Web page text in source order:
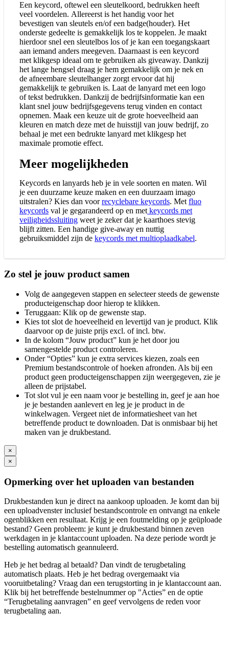
Een keycord, oftewel een sleutelkoord, bedrukken heeft
veel voordelen. Allereerst is het handig voor het
bevestigen van sleutels en/of een badge(houder). Het
onderste gedeelte is gemakkelijk los te koppelen. Je maakt
hierdoor snel een sleutelbos los of je kan een toegangskaart
aan iemand anders meegeven. Daarnaast is een keycord
met klikgesp ideaal om te gebruiken als giveaway. Dankzij
het lange hengsel draag je hem gemakkelijk om je nek en
de afneembare sleutelhanger zorgt ervoor dat hij
gemakkelijk te gebruiken is. Laat de lanyard met een logo
of tekst bedrukken. Dankzij de bedrijfsinformatie kan een
klant snel jouw bedrijfsgegevens terug vinden en contact
opnemen. Maak een keuze uit de grote hoeveelheid aan
kleuren en match deze met de huisstijl van jouw bedrijf, zo
behaal je met een bedrukte lanyard met klikgesp het
maximale promotie effect.
Meer mogelijkheden
Keycords en lanyards heb je in vele soorten en maten. Wil
je een duurzame keuze maken en een duurzaam imago
uitstralen? Kies dan voorrecyclebare keycords. Met fluo
keycords val je gegarandeerd op en met keycords met
veiligheidssluiting weet je zeker dat je kaarthoes stevig
blijft zitten. Een handige give-away en nuttig
gebruiksmiddel zijn de keycords met multioplaadkabel.
Zo stel je jouw product samen
Volg de aangegeven stappen en selecteer steeds de gewenste
producteigenschap door hierop te klikken.
Teruggaan: Klik op de gewenste stap.
Kies tot slot de hoeveelheid en levertijd van je product. Klik
daarvoor op de juiste prijs excl. of incl. btw.
In de kolom “Jouw product” kun je het door jou
samengestelde product controleren.
Onder “Opties” kun je extra services kiezen, zoals een
Premium bestandscontrole of hoeken afronden. Als bij een
product geen producteigenschappen zijn weergegeven, zie je
alleen de prijstabel.
Tot slot vul je een naam voor je bestelling in, geef je aan hoe
je je bestanden aanlevert en leg je je product in de
winkelwagen. Vergeet niet de informatiesheet van het
betreffende product te downloaden. Dat is onmisbaar bij het
maken van je drukbestand.
×
×
Opmerking over het uploaden van bestanden
Drukbestanden kun je direct na aankoop uploaden. Je komt dan bij
een uploadvenster inclusief bestandscontrole en ontvangt na enkele
ogenblikken een resultaat. Krijg je een foutmelding op je geüploade
bestand? Geen probleem: je kunt je drukbestand binnen zeven
werkdagen in je klantaccount uploaden. Na deze periode wordt je
bestelling automatisch geannuleerd.
Heb je het bedrag al betaald? Dan vindt de terugbetaling
automatisch plaats. Heb je het bedrag overgemaakt via
vooruitbetaling? Vraag dan een terugstorting in je klantaccount aan.
Klik bij het betreffende bestelnummer op "Acties” en de optie
“Terugbetaling aanvragen” en geef vervolgens de reden voor
terugbetaling aan.